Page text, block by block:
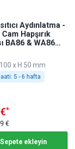
Aydınlatma -
Hapşırık
BA86 & WA86
x H 50 mm
5 - 6 hafta
*
€
Sepete ekleyin